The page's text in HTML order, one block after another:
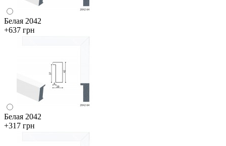
Белая 2042
+637 грн
Белая 2042
+317 грн